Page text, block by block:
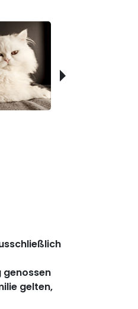
genossen
gelten,